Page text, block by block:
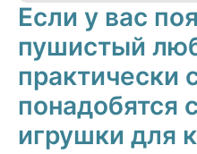
Если у вас
пушистый
практически
понадобятся
игрушки для